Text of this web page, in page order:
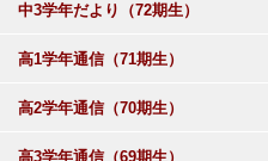
中3学年だより（72期生）
高1学年通信（71期生）
高2学年通信（70期生）
高3学年通信（69期生）